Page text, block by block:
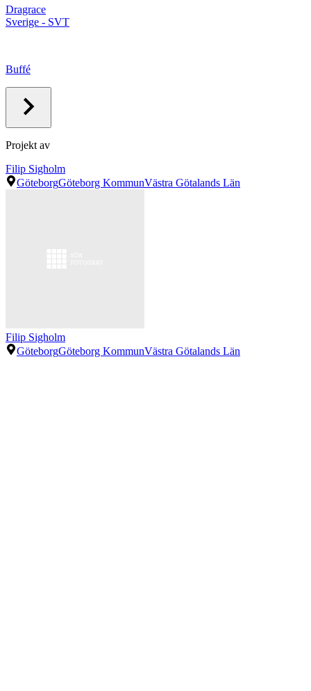
Dragrace
Sverige - SVT
Buffé
Projekt av
Filip Sigholm
GöteborgGöteborg KommunVästra Götalands Län
Filip Sigholm
GöteborgGöteborg KommunVästra Götalands Län